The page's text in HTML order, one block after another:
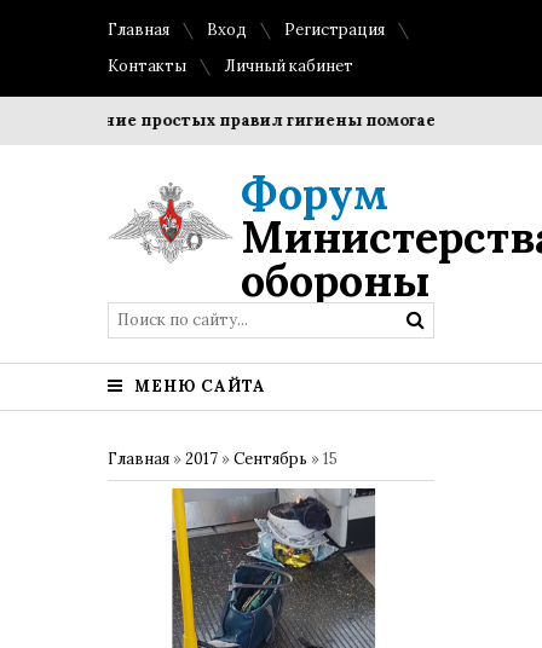
Главная Вход
Регистрация
Контакты
Личный кабинет
Соблюдение простых правил гигиены помогает сохранить
Форум
обороны
МЕНЮ САЙТА
Главная »2017 »Сентябрь »15